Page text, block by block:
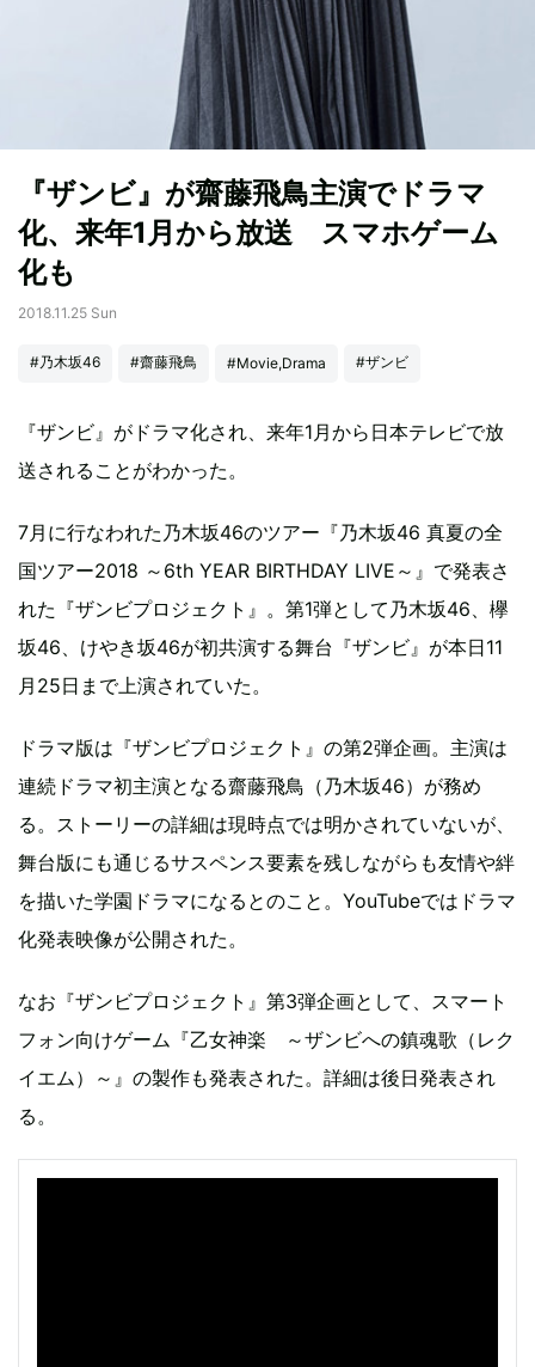
『ザンビ』が齋藤飛鳥主演でドラマ
化、来年1月から放送 スマホゲーム
化も
2018.11.25 Sun
#乃木坂46 #齋藤飛鳥 #Movie,Drama #ザンビ
『ザンビ』がドラマ化され、来年1月から日本テレビで放
送されることがわかった。
7月に行なわれた乃木坂46のツアー『乃木坂46 真夏の全
国ツアー2018 ～6th YEAR BIRTHDAY LIVE～』で発表さ
れた『ザンビプロジェクト』。第1弾として乃木坂46、欅
坂46、けやき坂46が初共演する舞台『ザンビ』が本日11
月25日まで上演されていた。
ドラマ版は『ザンビプロジェクト』の第2弾企画。主演は
連続ドラマ初主演となる齋藤飛鳥（乃木坂46）が務め
る。ストーリーの詳細は現時点では明かされていないが、
舞台版にも通じるサスペンス要素を残しながらも友情や絆
を描いた学園ドラマになるとのこと。YouTubeではドラマ
化発表映像が公開された。
なお『ザンビプロジェクト』第3弾企画として、スマート
フォン向けゲーム『乙女神楽 ～ザンビへの鎮魂歌（レク
イエム）～』の製作も発表された。詳細は後日発表され
る。